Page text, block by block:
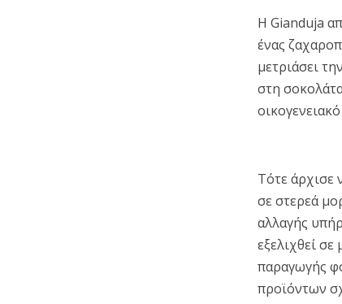
Η Gianduja
ένας
μετριάσει
στη
Τότε άρχισε
σε στερεά
αλλαγής
εξελιχθεί
παραγωγής
προϊόντων